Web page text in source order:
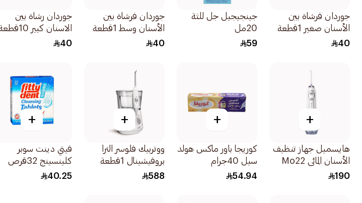
جوردان فرشاة بين
الأسنان صغير 1قطعة
40
جينجيجيل جل للثة
20مل
59
جوردان فرشاة بين
الأسنان وسط 1قطعة
40
جوردان رشاة بين
الاسنان كبير 10قطعة
40
+
هايسميل جهاز تنظيف
الأسنان المائي Mo22
أبيض 1قطعة
190
+
كوريجا باور ماكس هولد
سيل 40جرام
54.94
+
ووتربيك فلوسر الترا
بروفيشينال 1قطعة
588
+
فيتي دينت سوبر
كلينسينج 32قرص
40.25